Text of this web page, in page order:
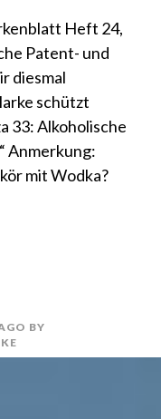
Heft 24,
Patent- und
diesmal
schützt
33: Alkoholische
Anmerkung:
mit Wodka?
BY